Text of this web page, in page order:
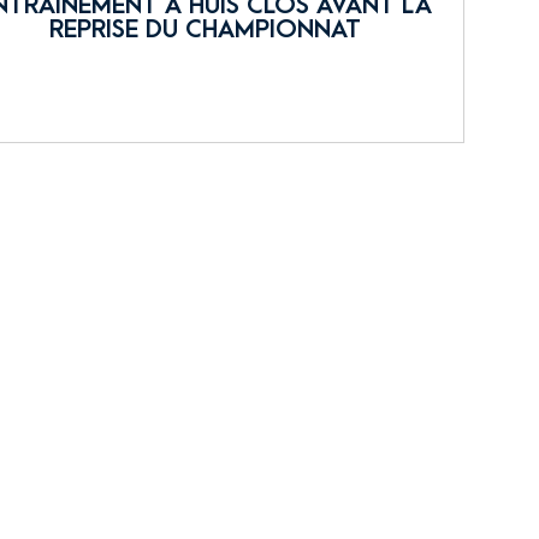
REPRISE DU CHAMPIONNAT